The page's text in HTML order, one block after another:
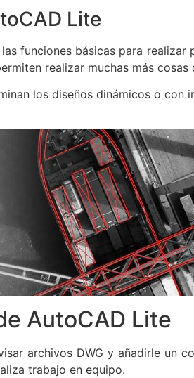
Lite
funciones básicas para realizar
realizar muchas más cosas
los diseños dinámicos o con
AutoCAD Lite
archivos DWG y añadirle un
trabajo en equipo.